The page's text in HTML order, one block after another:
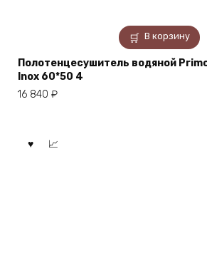
В корзину
Полотенцесушитель водяной
Inox 60*50 4
16 840 ₽